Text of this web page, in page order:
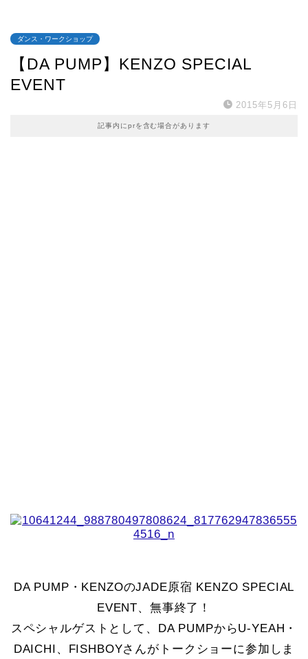
ダンス・ワークショップ
【DA PUMP】KENZO SPECIAL
EVENT
2015年5月6日
記事内にprを含む場合があります
DA PUMP・KENZOのJADE原宿 KENZO SPECIAL
EVENT、無事終了！
スペシャルゲストとして、DA PUMPからU-YEAH・
DAICHI、FISHBOYさんがトークショーに参加しま